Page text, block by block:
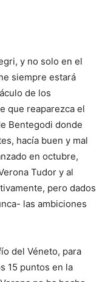
y no solo en el
siempre estará
de los
que reaparezca el
Bentegodi donde
hacía buen y mal
en octubre,
Tudor y al
pero dados
las ambiciones
del Véneto, para
15 puntos en la